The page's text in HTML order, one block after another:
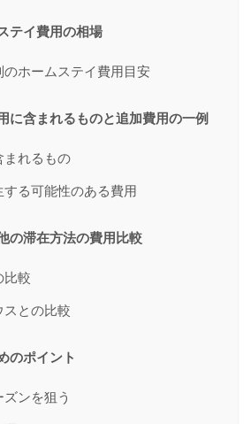
テイ費用の相場
のホームステイ費用目安
に含まれるものと追加費用の一例
まれるもの
する可能性のある費用
の滞在方法の費用比較
比較
スとの比較
のポイント
ンを狙う